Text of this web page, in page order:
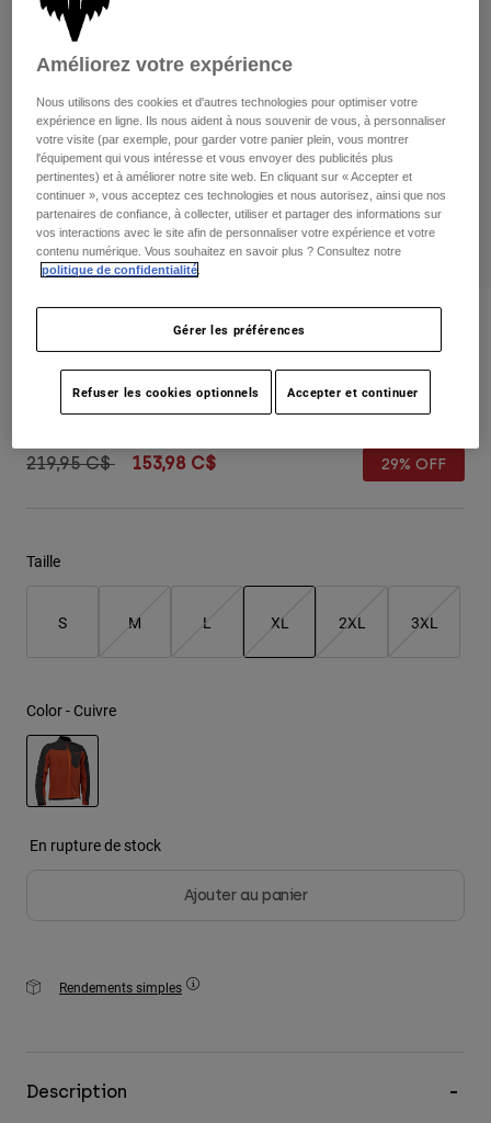
Pants
Goggles
Guards & Protection
Gloves
Jackets & Hydration Vests
Base Layers
Socks
Shorts
Pants
Pads & Protection
Jackets
Gloves
Goggles
Base Layers
Bottles & Hydration Packs
Pants
Shorts
Swim
Tout acheter
Womens
Hats
Shirts
Sweatshirts
Jackets
Shorts
Tout acheter
Shirts
Tout acheter
Ranger Off Road Softshell Jacket
29701-369-XL
Price reduced from
219,95 C$to153,98 C$ 29% OFF
Taille
S M L XL 2XL 3XL
Color - Cuivre
En rupture de stock
Ajouter au panier
Rendements simples
Description
Améliorez votre expérience
Nous utilisons des cookies et d'autres technologies pour optimiser votre
expérience en ligne. Ils nous aident à nous souvenir de vous, à personnaliser
votre visite (par exemple, pour garder votre panier plein, vous montrer
l'équipement qui vous intéresse et vous envoyer des publicités plus
pertinentes) et à améliorer notre site web. En cliquant sur « Accepter et
continuer », vous acceptez ces technologies et nous autorisez, ainsi que nos
partenaires de confiance, à collecter, utiliser et partager des informations sur
vos interactions avec le site afin de personnaliser votre expérience et votre
contenu numérique. Vous souhaitez en savoir plus ? Consultez notre
politique de confidentialité
Gérer les préférences
Refuser les cookies optionnels Accepter et continuer